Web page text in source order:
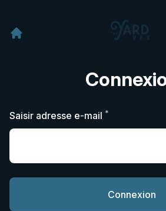
Saisir adresse e-mail *
Connexion